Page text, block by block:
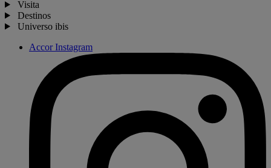
Visita
Destinos
Universo ibis
Accor Instagram